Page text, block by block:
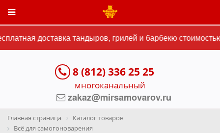
доставка тандыров, грилей и барбекю
8 (812) 336 25 25
многоканальный
zakaz@mirsamovarov.ru
Главная страница
Каталог товаров
Всё для самогоноварения